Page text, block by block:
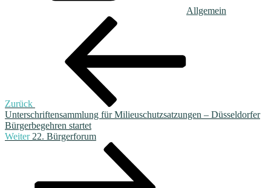
Allgemein
Beitragsnavigation
Zurück
Unterschriftensammlung für Milieuschutzsatzungen – Düsseldorfer
Bürgerbegehren startet
Nächster
Weiter 22. Bürgerforum